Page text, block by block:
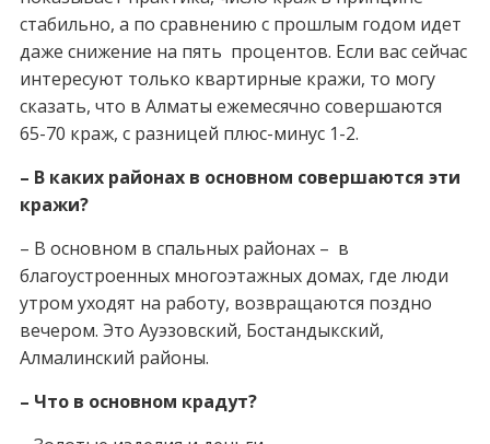
стабильно, а по сравнению с прошлым годом идет
даже снижение на пять процентов. Если вас сейчас
интересуют только квартирные кражи, то могу
сказать, что в Алматы ежемесячно совершаются
65-70 краж, с разницей плюс-минус 1-2.
– В каких районах в основном совершаются эти
кражи?
– В основном в спальных районах – в
благоустроенных многоэтажных домах, где люди
утром уходят на работу, возвращаются поздно
вечером. Это Ауэзовский, Бостандыкский,
Алмалинский районы.
– Что в основном крадут?